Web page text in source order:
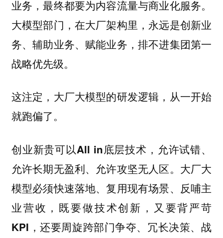
业务，最终都要为内容流量与商业化服务。
大模型部门，在大厂架构里，永远是创新业
务、辅助业务、赋能业务，排不进集团第一
战略优先级。
这注定，大厂大模型的研发逻辑，从一开始
就跑偏了。
创业新贵可以All in底层技术，允许试错、
允许长期无盈利、允许攻坚无人区。大厂大
模型必须快速落地、复用现有场景、反哺主
业营收，既要做技术创新，又要背严苛
KPI，还要周旋跨部门争夺、冗长决策、战